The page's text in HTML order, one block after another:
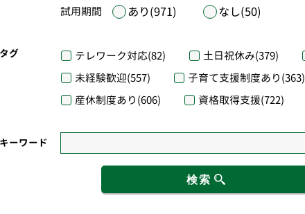
試用期間 あり(971) なし(50)
タグ テレワーク対応(82) 土日祝休み(379)
未経験歓迎(557) 子育て支援制度あり(363)
産休制度あり(606) 資格取得支援(722)
キーワード
検索